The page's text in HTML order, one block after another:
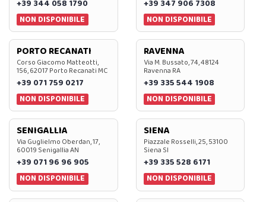
+39 344 058 1790
NON DISPONIBILE
+39 347 906 7308
NON DISPONIBILE
PORTO RECANATI
Corso Giacomo Matteotti,
156, 62017 Porto Recanati MC
+39 071 759 0217
NON DISPONIBILE
RAVENNA
Via M. Bussato, 74, 48124
Ravenna RA
+39 335 544 1908
NON DISPONIBILE
SENIGALLIA
Via Guglielmo Oberdan, 17,
60019 Senigallia AN
+39 071 96 96 905
NON DISPONIBILE
SIENA
Piazzale Rosselli, 25, 53100
Siena SI
+39 335 528 6171
NON DISPONIBILE